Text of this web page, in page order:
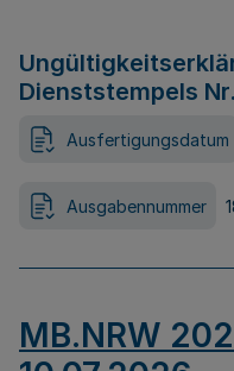
Dienststempels
Ausfertigungsdatum
Ausgabennummer
MB.NRW